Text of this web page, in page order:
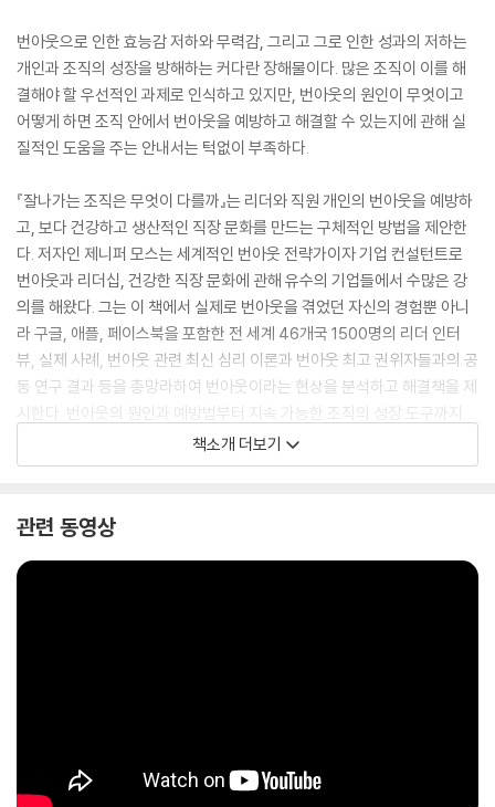
번아웃으로 인한 효능감 저하와 무력감, 그리고 그로 인한 성과의 저하는
개인과 조직의 성장을 방해하는 커다란 장해물이다. 많은 조직이 이를 해
결해야 할 우선적인 과제로 인식하고 있지만, 번아웃의 원인이 무엇이고
어떻게 하면 조직 안에서 번아웃을 예방하고 해결할 수 있는지에 관해 실
질적인 도움을 주는 안내서는 턱없이 부족하다.
『잘나가는 조직은 무엇이 다를까』는 리더와 직원 개인의 번아웃을 예방하
고, 보다 건강하고 생산적인 직장 문화를 만드는 구체적인 방법을 제안한
다. 저자인 제니퍼 모스는 세계적인 번아웃 전략가이자 기업 컨설턴트로
번아웃과 리더십, 건강한 직장 문화에 관해 유수의 기업들에서 수많은 강
의를 해왔다. 그는 이 책에서 실제로 번아웃을 겪었던 자신의 경험뿐 아니
라 구글, 애플, 페이스북을 포함한 전 세계 46개국 1500명의 리더 인터
뷰, 실제 사례, 번아웃 관련 최신 심리 이론과 번아웃 최고 권위자들과의 공
동 연구 결과 등을 총망라하여 번아웃이라는 현상을 분석하고 해결책을 제
시한다. 번아웃의 원인과 예방법부터 지속 가능한 조직의 성장 도구까지.
번아웃 전문가가 말하는 떠나기 싫은 조직의 핵심 전략을 담은 이 획기적
인 번아웃 안내서는 조직 문화와 직장 내 관계뿐 아니라 성과 측면에서도
책소개 더보기
관련 동영상